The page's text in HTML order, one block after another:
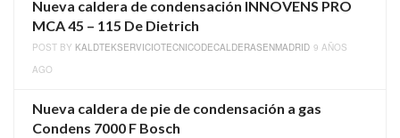
Nueva caldera de condensación INNOVENS PRO
MCA 45 – 115 De Dietrich
POST BY KALDTEKSERVICIOTECNICODECALDERASENMADRID 9 AÑOS
AGO
Nueva caldera de pie de condensación a gas
Condens 7000 F Bosch